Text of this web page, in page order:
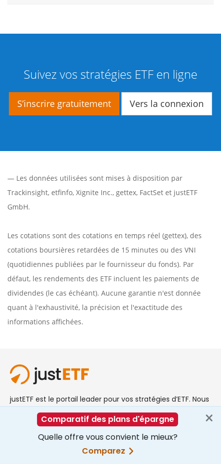
Suivez vos stratégies ETF en ligne
S’inscrire gratuitement Vers la connexion
— Les données utilisées sont mises à disposition par
Trackinsight, etfinfo, Xignite Inc., gettex, FactSet et justETF
GmbH.
Les cotations sont des cotations en temps réel (gettex), des
cotations boursières retardées de 15 minutes ou des VNI
(quotidiennes publiées par le fournisseur du fonds). Par
défaut, les rendements des ETF incluent les paiements de
dividendes (le cas échéant). Aucune garantie n'est donnée
quant à l'exhaustivité, la précision et l'exactitude des
informations affichées.